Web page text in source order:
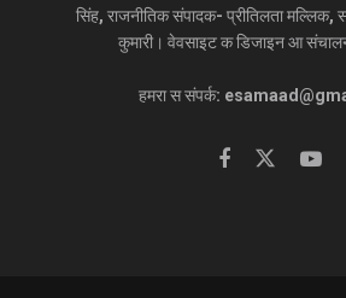
सिंह, राजनीतिक संपादक- प्रीतिलता मल्लिक,
कुमारी। वेवसाइट क डिजाइन आ
हमरा स संपर्क: